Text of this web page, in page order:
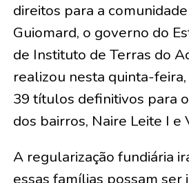
direitos para a
Guiomard, o governo do
de Instituto de Terras do
realizou nesta quinta-
39 títulos definitivos para
dos bairros, Naire Leite I e
A regularização fundiária
essas famílias possam ser